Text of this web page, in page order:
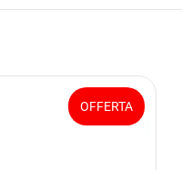
OFFERTA